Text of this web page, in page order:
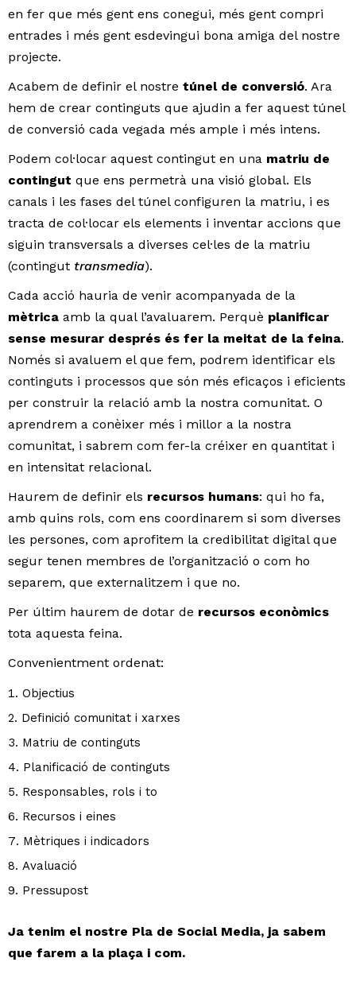
en fer que més gent ens conegui, més gent compri
entrades i més gent esdevingui bona amiga del nostre
projecte.
Acabem de definir el nostre túnel de conversió. Ara
hem de crear continguts que ajudin a fer aquest túnel
de conversió cada vegada més ample i més intens.
Podem col·locar aquest contingut en una matriu de
contingut que ens permetrà una visió global. Els
canals i les fases del túnel configuren la matriu, i es
tracta de col·locar els elements i inventar accions que
siguin transversals a diverses cel·les de la matriu
(contingut transmedia).
Cada acció hauria de venir acompanyada de la
mètrica amb la qual l’avaluarem. Perquè planificar
sense mesurar després és fer la meitat de la feina.
Només si avaluem el que fem, podrem identificar els
continguts i processos que són més eficaços i eficients
per construir la relació amb la nostra comunitat. O
aprendrem a conèixer més i millor a la nostra
comunitat, i sabrem com fer-la créixer en quantitat i
en intensitat relacional.
Haurem de definir els recursos humans: qui ho fa,
amb quins rols, com ens coordinarem si som diverses
les persones, com aprofitem la credibilitat digital que
segur tenen membres de l’organització o com ho
separem, que externalitzem i que no.
Per últim haurem de dotar de recursos econòmics
tota aquesta feina.
Convenientment ordenat:
Objectius
Definició comunitat i xarxes
Matriu de continguts
Planificació de continguts
Responsables, rols i to
Recursos i eines
Mètriques i indicadors
Avaluació
Pressupost
Ja tenim el nostre Pla de Social Media, ja sabem
que farem a la plaça i com.